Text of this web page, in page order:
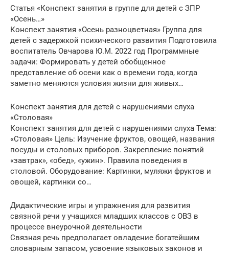
Статья «Конспект занятия в группе для детей с ЗПР
«Осень…»
Конспект занятия «Осень разноцветная» Группа для
детей с задержкой психического развития Подготовила
воспитатель Овчарова Ю.М. 2022 год Программные
задачи: Формировать у детей обобщенное
представление об осени как о времени года, когда
заметно меняются условия жизни для живых…
Конспект занятия для детей с нарушениями слуха
«Столовая»
Конспект занятия для детей с нарушениями слуха Тема:
«Столовая» Цель: Изучение фруктов, овощей, названия
посуды и столовых приборов. Закрепление понятий
«завтрак», «обед», «ужин». Правила поведения в
столовой. Оборудование: Картинки, муляжи фруктов и
овощей, картинки со…
Дидактические игры и упражнения для развития
связной речи у учащихся младших классов c ОВЗ в
процессе внеурочной деятельности
Связная речь предполагает овладение богатейшим
словарным запасом, усвоение языковых законов и